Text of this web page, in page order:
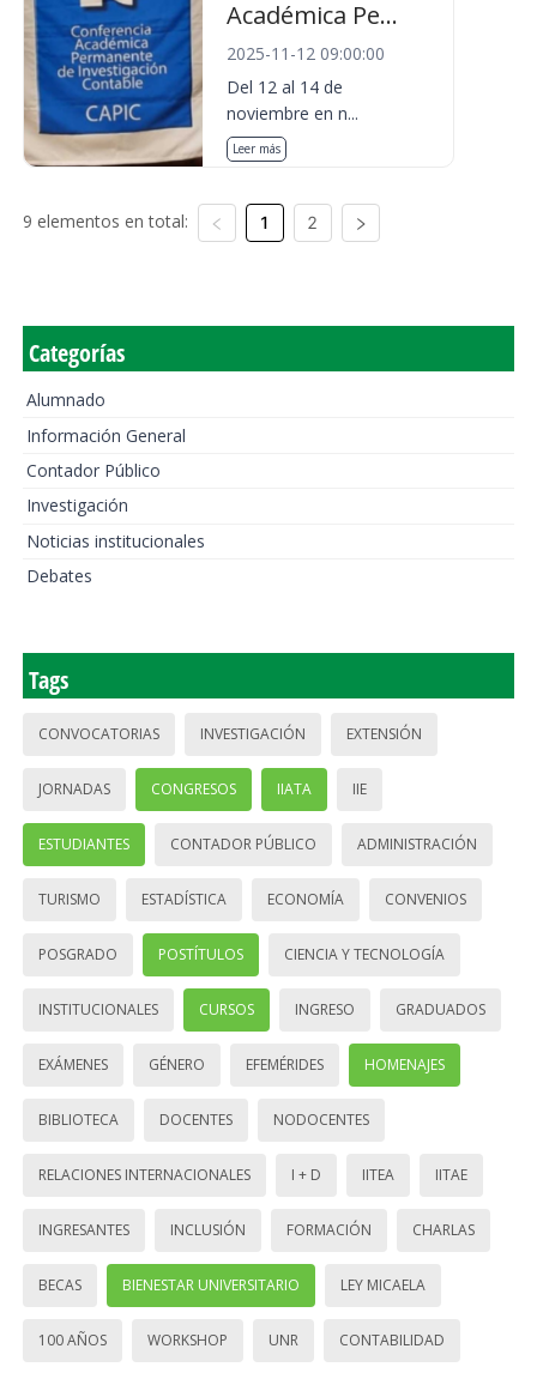
Académica Pe...
2025-11-12 09:00:00
Del 12 al 14 de
noviembre en n...
Leer más
9 elementos en total: 1 2
Categorías
Alumnado
Información General
Contador Público
Investigación
Noticias institucionales
Debates
Tags
CONVOCATORIAS INVESTIGACIÓN EXTENSIÓN
JORNADAS CONGRESOS IIATA IIE
ESTUDIANTES CONTADOR PÚBLICO ADMINISTRACIÓN
TURISMO ESTADÍSTICA ECONOMÍA CONVENIOS
POSGRADO POSTÍTULOS CIENCIA Y TECNOLOGÍA
INSTITUCIONALES CURSOS INGRESO GRADUADOS
EXÁMENES GÉNERO EFEMÉRIDES HOMENAJES
BIBLIOTECA DOCENTES NODOCENTES
RELACIONES INTERNACIONALES I + D IITEA IITAE
INGRESANTES INCLUSIÓN FORMACIÓN CHARLAS
BECAS BIENESTAR UNIVERSITARIO LEY MICAELA
100 AÑOS WORKSHOP UNR CONTABILIDAD